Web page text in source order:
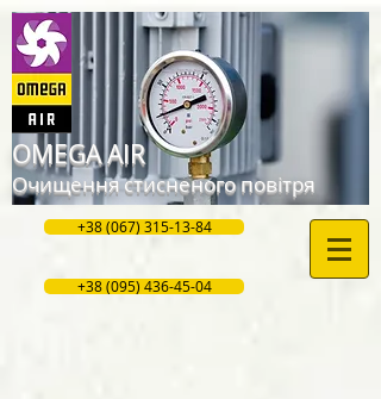
OMEGA AIR
Очищення стисненого повітря
+38 (067) 315-13-84
+38 (095) 436-45-04